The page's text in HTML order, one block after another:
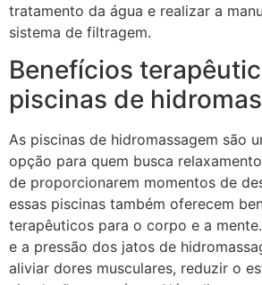
tratamento da água e realizar a
sistema de filtragem.
Benefícios
piscinas de
As piscinas de hidromassagem são
opção para quem busca
de proporcionarem momentos de
essas piscinas também oferecem
terapêuticos para o corpo e a
e a pressão dos jatos de
aliviar dores musculares, reduzir o